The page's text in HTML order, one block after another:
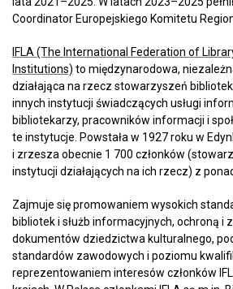
Coordinator Europejskiego Komitetu
IFLA (The International Federation of
Institutions) to międzynarodowa,
działająca na rzecz stowarzyszeń
innych instytucji świadczących usługi
bibliotekarzy, pracowników informacji i
te instytucje. Powstała w 1927 roku w
i zrzesza obecnie 1 700 członków
instytucji działających na ich rzecz) z
Zajmuje się promowaniem wysokich
bibliotek i służb informacyjnych, ochroną i
dokumentów dziedzictwa kulturalnego,
standardów zawodowych i poziomu
reprezentowaniem interesów członków